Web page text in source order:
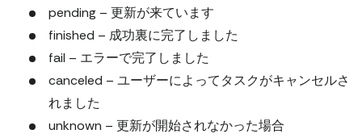
pending – 更新が来ています
finished – 成功裏に完了しました
fail – エラーで完了しました
canceled – ユーザーによってタスクがキャンセルさ
れました
unknown – 更新が開始されなかった場合